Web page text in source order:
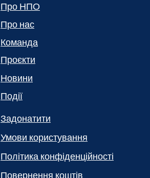
Про НПО
Про нас
Команда
Проєкти
Новини
Події
Задонатити
Умови користування
Політика конфіденційності
Повернення коштів